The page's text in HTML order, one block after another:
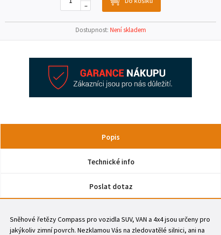
–
Dostupnost: Není skladem
Popis
Technické info
Poslat dotaz
Sněhové řetězy Compass pro vozidla SUV, VAN a 4x4 jsou určeny pro
jakýkoliv zimní povrch. Nezklamou Vás na zledovatělé silnici, ani na